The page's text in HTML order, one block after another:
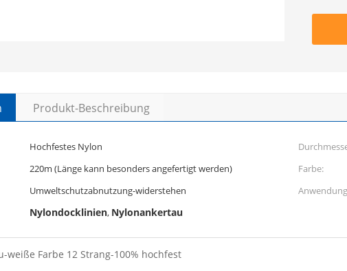
Produkt-Beschreibung
Hochfestes Nylon
220m (Länge kann besonders angefertigt werden) Farbe:
Umweltschutzabnutzung-widerstehen
Nylondocklinien, Nylonankertau
weiße Farbe 12 Strang-100% hochfest